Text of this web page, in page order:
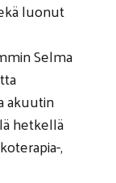
luonut
Selma
akuutin
hetkellä
,